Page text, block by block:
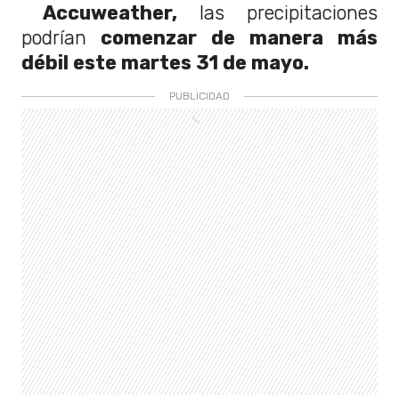
Accuweather, las precipitaciones
podrían comenzar de manera más
débil este martes 31 de mayo.